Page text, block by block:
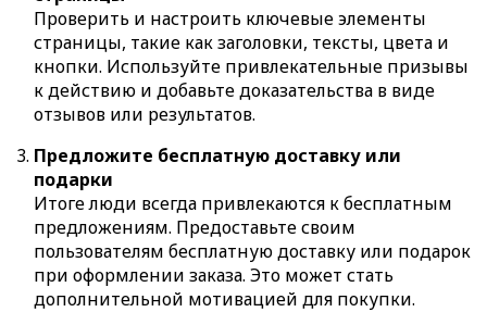
Проверить и настроить ключевые элементы
страницы, такие как заголовки, тексты, цвета и
кнопки. Используйте привлекательные призывы
к действию и добавьте доказательства в виде
отзывов или результатов.
Предложите бесплатную доставку или
подарки
Итоге люди всегда привлекаются к бесплатным
предложениям. Предоставьте своим
пользователям бесплатную доставку или подарок
при оформлении заказа. Это может стать
дополнительной мотивацией для покупки.